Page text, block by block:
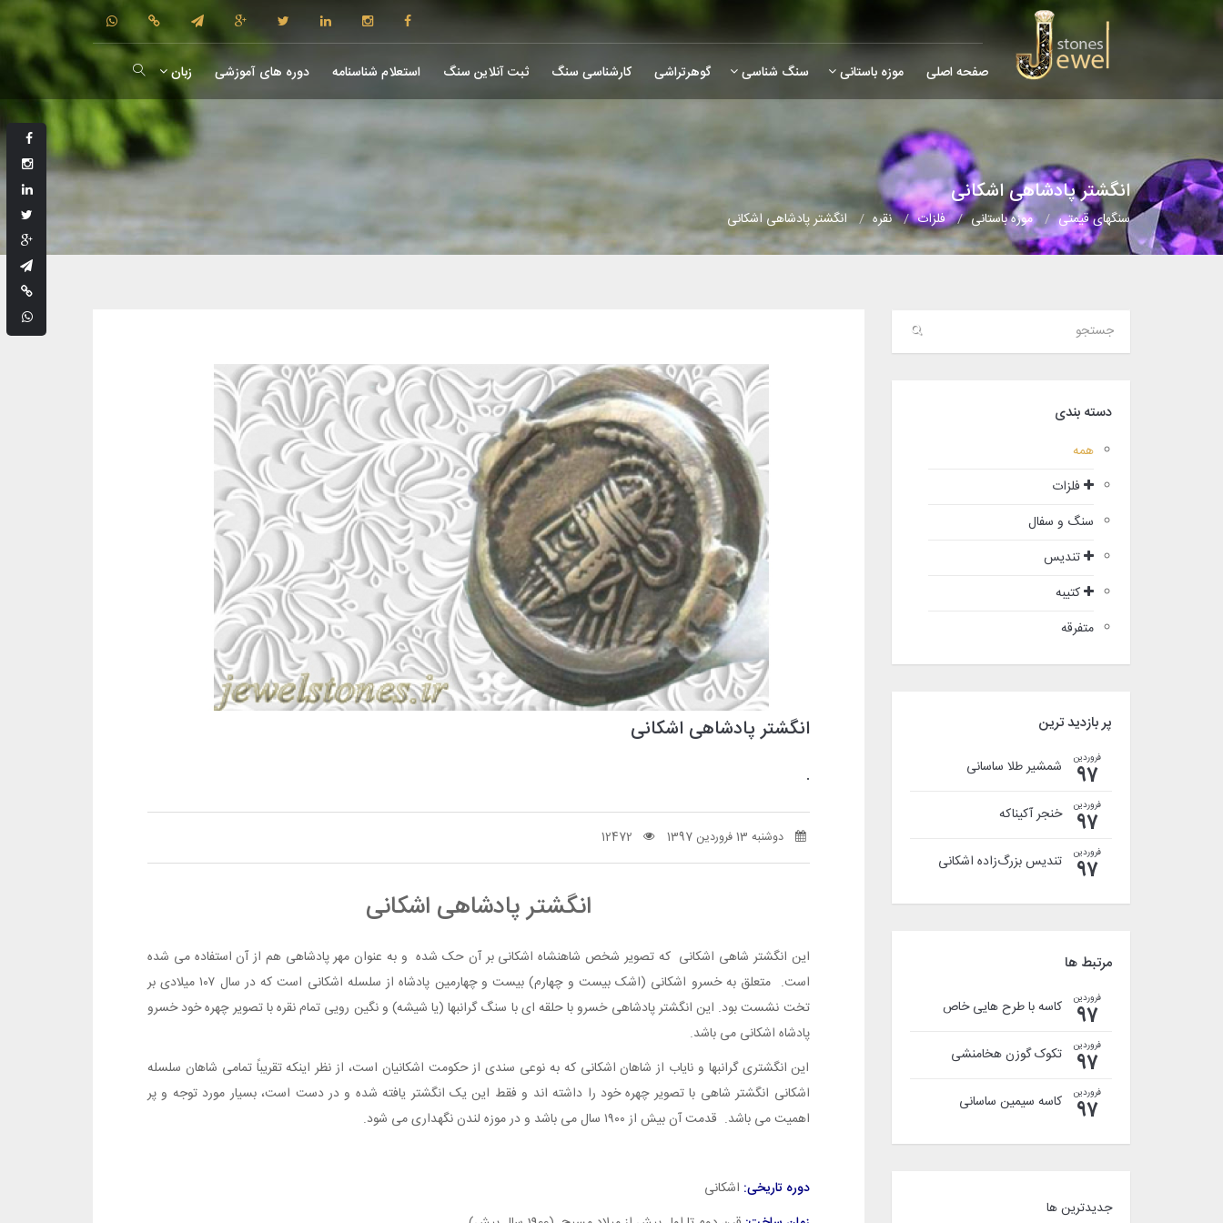
صفحه اصلی موزه باستانی سنگ شناسی گوهرتراشی کارشناسی سنگ ثبت آنلاین سنگ استعلام شناسنامه دوره های آموزشی زبان
انگشتر پادشاهی اشکانی
سنگهای قیمتی موزه باستانی فلزات نقره انگشتر پادشاهی اشکانی
دسته بندی
همه
فلزات
سنگ و سفال
تندیس
کتیبه
متفرقه
پر بازدید ترین
فروردین
97 شمشیر طلا ساسانی
فروردین
97 خنجر آکیناکه
فروردین
97 تندیس بزرگ‌زاده اشکانی
مرتبط ها
فروردین
97 کاسه با طرح هایی خاص
فروردین
97 تکوک گوزن هخامنشی
فروردین
97 کاسه سیمین ساسانی
جدیدترین ها
انگشتر پادشاهی اشکانی
.
دوشنبه 13 فروردین 1397 12472
انگشتر پادشاهی اشکانی
این انگشتر شاهی اشکانی که تصویر شخص شاهنشاه اشکانی بر آن حک شده و به عنوان مهر پادشاهی هم از آن استفاده می شده
است. متعلق به خسرو اشکانی (اشک بیست و چهارم) بیست و چهارمین پادشاه از سلسله اشکانی است که در سال ۱۰۷ میلادی بر
تخت نشست بود. این انگشتر پادشاهی خسرو با حلقه ای با سنگ گرانبها (یا شیشه) و نگین رویی تمام نقره با تصویر چهره خود خسرو
پادشاه اشکانی می باشد.
این انگشتری گرانبها و نایاب از شاهان اشکانی که به نوعی سندی از حکومت اشکانیان است، از نظر اینکه تقریباً تمامى شاهان سلسله
اشکانى انگشتر شاهى با تصویر چهره خود را داشته اند و فقط این یک انگشتر یافته شده و در دست است، بسیار مورد توجه و پر
اهمیت می باشد. قدمت آن بیش از ۱۹۰۰ سال می باشد و در موزه لندن نگهداری می شود.
دوره تاریخی: اشکانی